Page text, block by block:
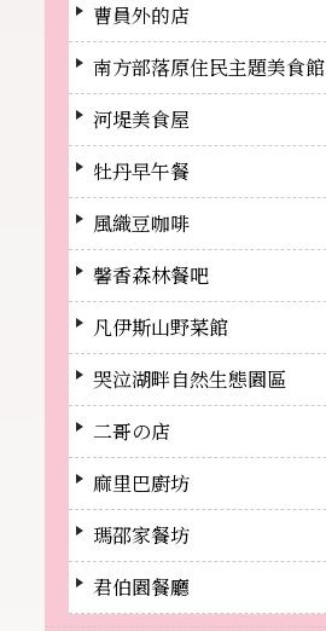
曹員外的店
南方部落原住民主題美食館
河堤美食屋
牡丹早午餐
風織豆咖啡
馨香森林餐吧
凡伊斯山野菜館
哭泣湖畔自然生態園區
二哥の店
麻里巴廚坊
瑪邵家餐坊
君伯園餐廳